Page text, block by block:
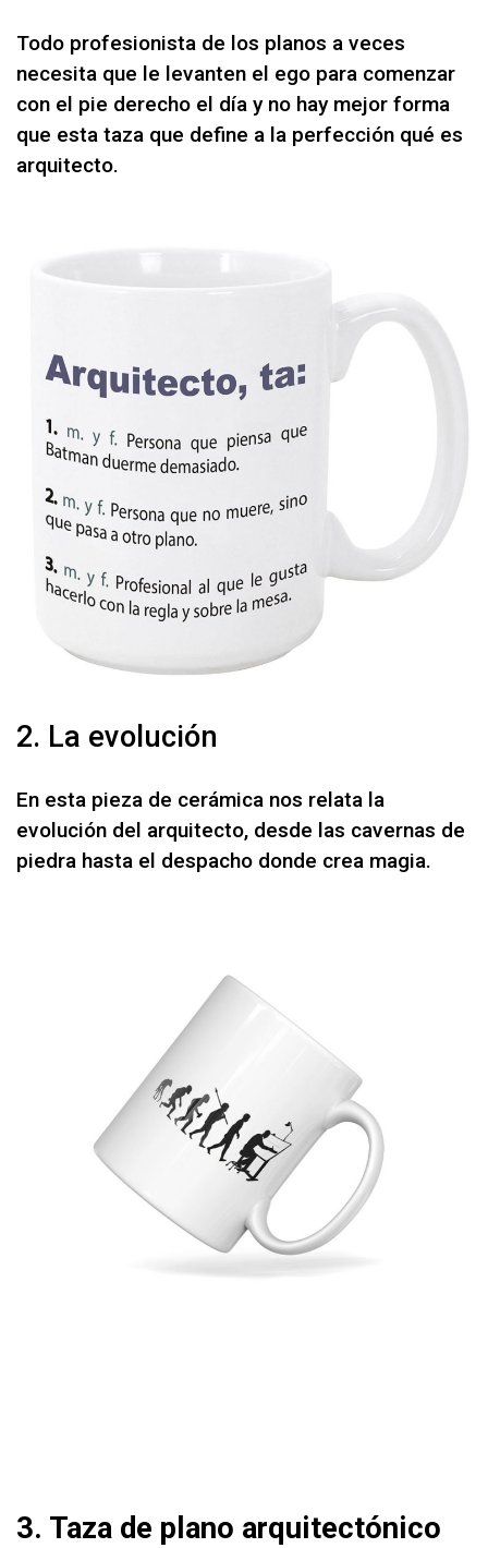
Todo profesionista de los planos a veces
necesita que le levanten el ego para comenzar
con el pie derecho el día y no hay mejor forma
que esta taza que define a la perfección qué es
arquitecto.
2. La evolución
En esta pieza de cerámica nos relata la
evolución del arquitecto, desde las cavernas de
piedra hasta el despacho donde crea magia.
3. Taza de plano arquitectónico